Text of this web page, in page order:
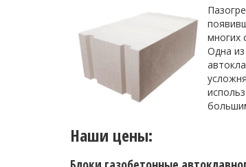
многих
Одна
Наши цены: